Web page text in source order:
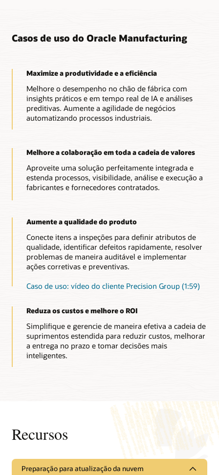
Casos de uso do Oracle Manufacturing
Maximize a produtividade e a eficiência
Melhore o desempenho no chão de fábrica com
insights práticos e em tempo real de IA e análises
preditivas. Aumente a agilidade de negócios
automatizando processos industriais.
Melhore a colaboração em toda a cadeia de valores
Aproveite uma solução perfeitamente integrada e
estenda processos, visibilidade, análise e execução a
fabricantes e fornecedores contratados.
Aumente a qualidade do produto
Conecte itens a inspeções para definir atributos de
qualidade, identificar defeitos rapidamente, resolver
problemas de maneira auditável e implementar
ações corretivas e preventivas.
Caso de uso: vídeo do cliente Precision Group (1:59)
Reduza os custos e melhore o ROI
Simplifique e gerencie de maneira efetiva a cadeia de
suprimentos estendida para reduzir custos, melhorar
a entrega no prazo e tomar decisões mais
inteligentes.
Recursos
Preparação para atualização da nuvem